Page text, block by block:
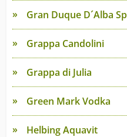
Gran Duque D´Alba
Grappa Candolini
Grappa di Julia
Green Mark Vodka
Helbing Aquavit